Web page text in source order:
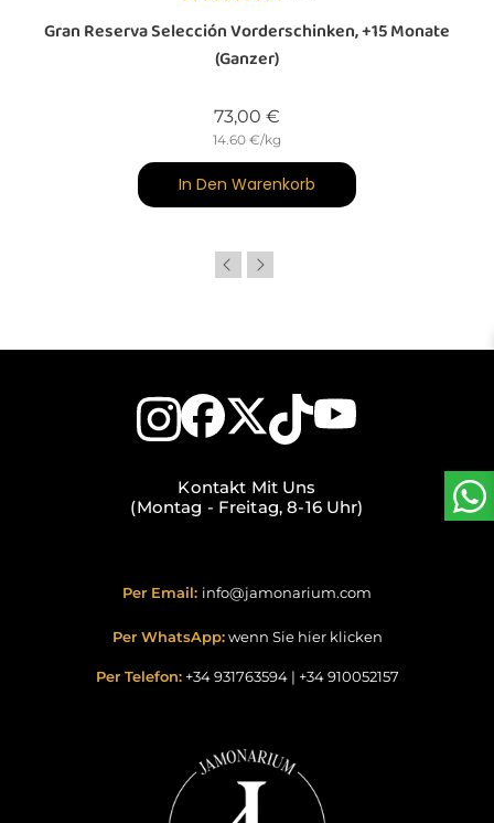
Gran Reserva Selección Vorderschinken, +15 Monate
(ganzer)
73,00 €
14.60 €/kg
In Den Warenkorb
Kontakt Mit Uns
(Montag - Freitag, 8-16 Uhr)
Per Email: info@jamonarium.com
Per WhatsApp: wenn Sie hier klicken
Per Telefon: +34 931763594| +34 910052157